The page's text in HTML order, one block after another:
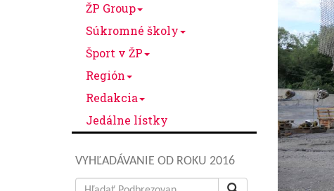
ŽP Group
Súkromné školy
Šport v ŽP
Región
Redakcia
Jedálne lístky
VYHĽADÁVANIE OD ROKU 2016
Search